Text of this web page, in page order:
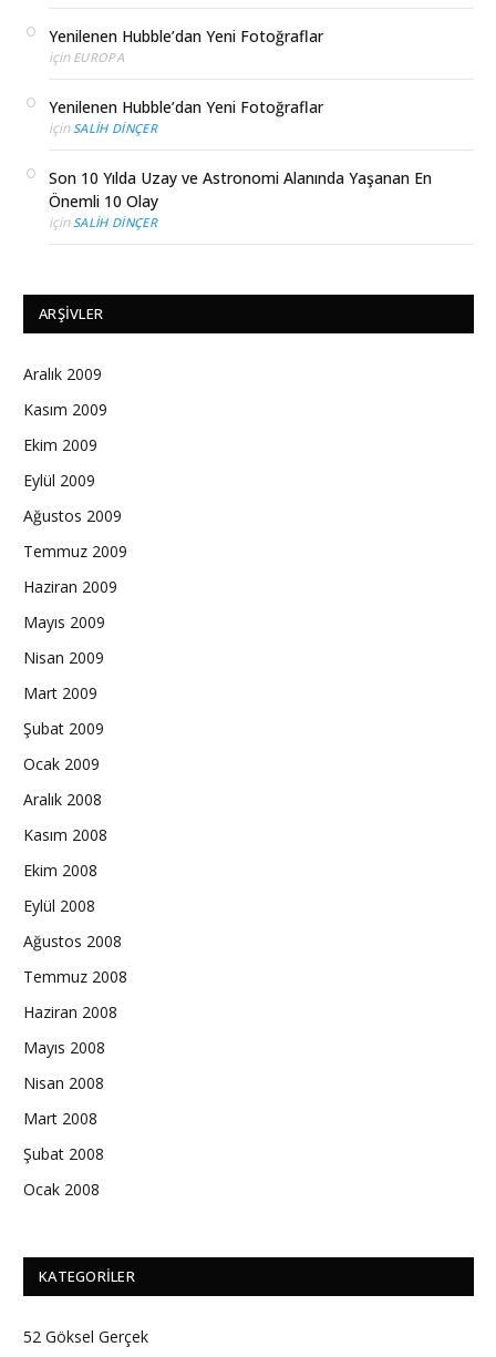
Yenilenen Hubble’dan Yeni Fotoğraflar
için EUROPA
Yenilenen Hubble’dan Yeni Fotoğraflar
için SALIH DINÇER
Son 10 Yılda Uzay ve Astronomi Alanında Yaşanan En
Önemli 10 Olay
için SALIH DINÇER
ARŞIVLER
Aralık 2009
Kasım 2009
Ekim 2009
Eylül 2009
Ağustos 2009
Temmuz 2009
Haziran 2009
Mayıs 2009
Nisan 2009
Mart 2009
Şubat 2009
Ocak 2009
Aralık 2008
Kasım 2008
Ekim 2008
Eylül 2008
Ağustos 2008
Temmuz 2008
Haziran 2008
Mayıs 2008
Nisan 2008
Mart 2008
Şubat 2008
Ocak 2008
KATEGORILER
52 Göksel Gerçek